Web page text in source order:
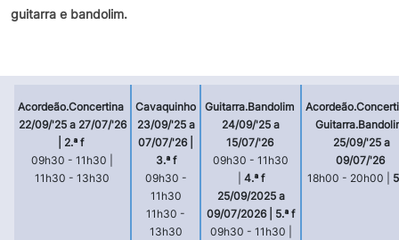
guitarra e bandolim.
Acordeão.Concertina
22/09/'25 a 27/07/'26
| 2.ª f
09h30 - 11h30 |
11h30 - 13h30
Cavaquinho
23/09/'25 a
07/07/'26 |
3.ª f
09h30 -
11h30
11h30 -
13h30
Guitarra.Bandolim
24/09/'25 a
15/07/'26
09h30 - 11h30
4.ª f
25/09/2025 a
09/07/2026 | 5.ª f
09h30 - 11h30 |
25/09/'25 a
09/07/'26
18h00 - 20h00 |